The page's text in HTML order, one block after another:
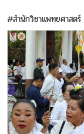
#สำนักวิชาแพทยศาสตร์